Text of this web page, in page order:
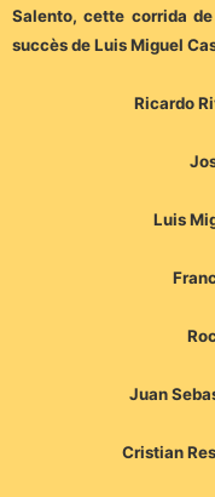
Salento, cette corrida
succès de Luis Miguel
Ricardo
Luis
Juan
Cristian